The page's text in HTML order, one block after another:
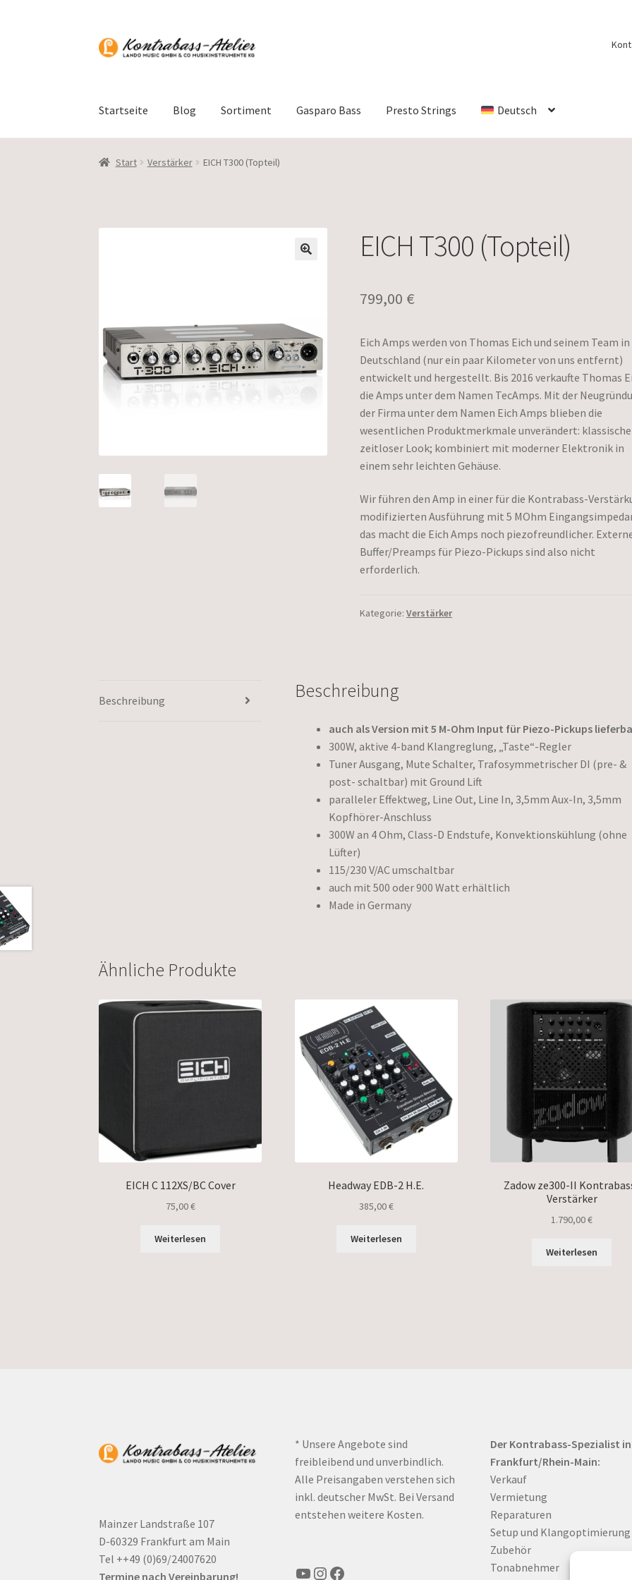
Zur
Navigation
Zum
Inhalt
Startseite Blog Sortiment Gasparo Bass Presto Strings Deutsch
Start Verstärker EICH T300 (Topteil)
EICH T300 (Topteil)
799,00 €
Eich Amps werden von Thomas Eich und seinem Team in
Deutschland (nur ein paar Kilometer von uns entfernt)
entwickelt und hergestellt. Bis 2016 verkaufte Thomas
die Amps unter dem Namen TecAmps. Mit der
der Firma unter dem Namen Eich Amps blieben die
wesentlichen Produktmerkmale unverändert:
zeitloser Look; kombiniert mit moderner Elektronik in
einem sehr leichten Gehäuse.
Wir führen den Amp in einer für die Kontrabass-
modifizierten Ausführung mit 5 MOhm
das macht die Eich Amps noch piezofreundlicher.
Buffer/Preamps für Piezo-Pickups sind also nicht
erforderlich.
Kategorie:Verstärker
Beschreibung Beschreibung
auch als Version mit 5 M-Ohm Input für Piezo-Pickups
300W, aktive 4-band Klangreglung, „Taste“-Regler
Tuner Ausgang, Mute Schalter, Trafosymmetrischer DI (pre- &
post- schaltbar) mit Ground Lift
paralleler Effektweg, Line Out, Line In, 3,5mm Aux-In, 3,5mm
Kopfhörer-Anschluss
300W an 4 Ohm, Class-D Endstufe, Konvektionskühlung (ohne
Lüfter)
115/230 V/AC umschaltbar
auch mit 500 oder 900 Watt erhältlich
Made in Germany
Ähnliche Produkte
EICH C 112XS/BC Cover
75,00€
Weiterlesen
Headway EDB-2 H.E.
385,00€
Weiterlesen
Zadow ze300-II
Verstärker
1.790,00€
Weiterlesen
Mainzer Landstraße 107
D-60329 Frankfurt am Main
Tel ++49 (0)69/24007620
Termine nach Vereinbarung!
* Unsere Angebote sind
freibleibend und unverbindlich.
Alle Preisangaben verstehen sich
inkl. deutscher MwSt. Bei Versand
entstehen weitere Kosten.
YouTube
Instagram
Facebook
Der Kontrabass-Spezialist in
Frankfurt/Rhein-Main:
Verkauf
Vermietung
Reparaturen
Setup und Klangoptimierung
Zubehör
Tonabnehmer